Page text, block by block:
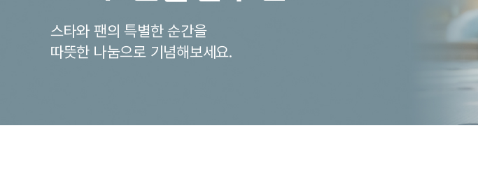
스타와 팬의 특별한 순간을
따뜻한 나눔으로 기념해보세요.